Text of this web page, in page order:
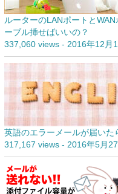
ルーターのLANポートと
ーブル挿せばいいの？
337,060 views- 2016年12月
英語のエラーメールが届いた
317,167 views- 2016年5月